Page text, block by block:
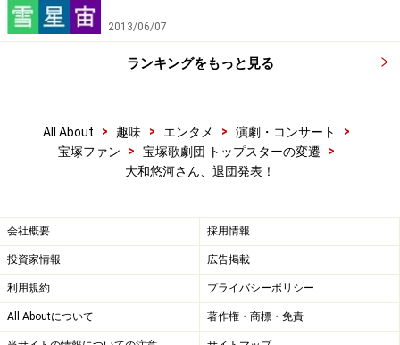
2013/06/07
ランキングをもっと見る
All About > 趣味 > エンタメ > 演劇・コンサート
>
宝塚ファン
> 宝塚歌劇団 トップスターの変遷
>
大和悠河さん、退団発表！
会社概要 採用情報
投資家情報 広告掲載
利用規約 プライバシーポリシー
All Aboutについて 著作権・商標・免責